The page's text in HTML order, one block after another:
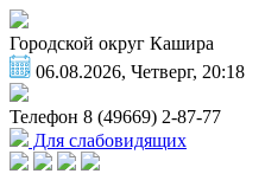
Городской округ Кашира
06.08.2026, Четверг, 20:18
Телефон 8 (49669) 2-87-77
Для слабовидящих